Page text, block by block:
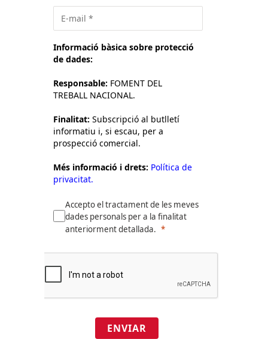
Informació bàsica sobre protecció
de dades:
Responsable: FOMENT DEL
TREBALL NACIONAL.
Finalitat: Subscripció al butlletí
informatiu i, si escau, per a
prospecció comercial.
Més informació i drets: Política de
privacitat.
Accepto el tractament de les meves
dades personals per a la finalitat
anteriorment detallada.
ENVIAR